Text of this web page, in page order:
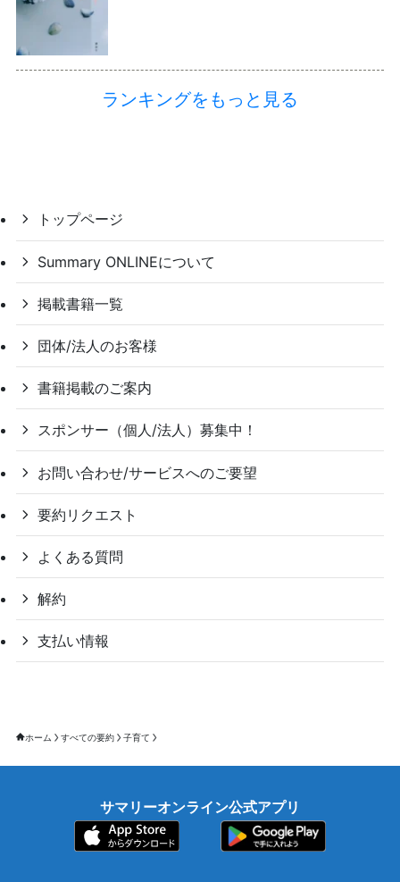
ランキングをもっと見る
トップページ
Summary ONLINEについて
掲載書籍一覧
団体/法人のお客様
書籍掲載のご案内
スポンサー（個人/法人）募集中！
お問い合わせ/サービスへのご要望
要約リクエスト
よくある質問
解約
支払い情報
ホーム すべての要約 子育て
サマリーオンライン公式アプリ